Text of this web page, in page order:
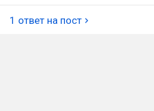
1 ответ на пост